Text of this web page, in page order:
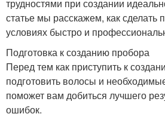
трудностями при создании
статье мы расскажем, как
условиях быстро и
Подготовка к созданию пробора
Перед тем как приступить к
подготовить волосы и
поможет вам добиться лучшего
ошибок.